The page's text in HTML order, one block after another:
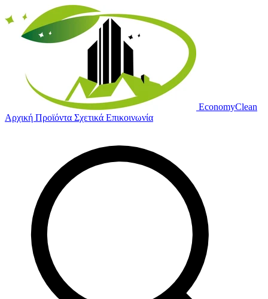
EconomyClean
Αρχική Προϊόντα Σχετικά Επικοινωνία